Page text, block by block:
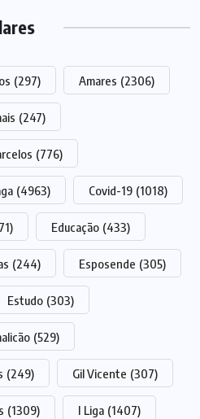
(297) Amares (2306)
(247)
(776)
(4963) Covid-19 (1018)
Educação (433)
(244) Esposende (305)
Estudo (303)
(529)
(249) Gil Vicente (307)
(1309) I Liga (1407)